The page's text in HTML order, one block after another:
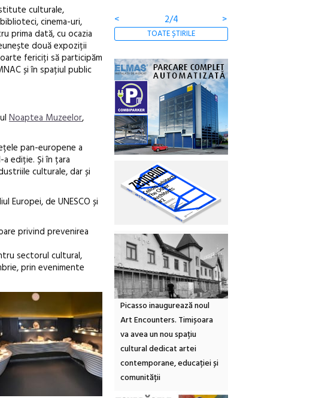
culturale,
cinema-uri,
prima dată, cu ocazia
două expoziții
fericiți să participăm
și în spațiul public
Noaptea Muzeelor,
pan-europene a
ediție. Și în țara
culturale, dar și
Europei, de UNESCO și
privind prevenirea
sectorul cultural,
prin evenimente
<
2/4 >
TOATE ȘTIRILE
Picasso inaugurează noul
Art Encounters. Timișoara
va avea un nou spațiu
cultural dedicat artei
contemporane, educației și
comunității